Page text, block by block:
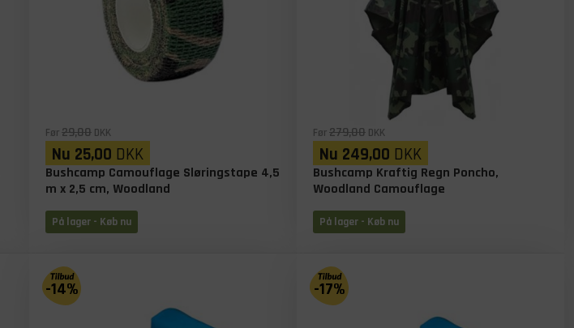
Før29,00 DKK
Nu 25,00 DKK
Bushcamp Camouflage Sløringstape 4,5
m x 2,5 cm, Woodland
På lager - Køb nu
Før279,00 DKK
Nu 249,00 DKK
Bushcamp Kraftig Regn Poncho,
Woodland Camouflage
På lager - Køb nu
-14% -17%